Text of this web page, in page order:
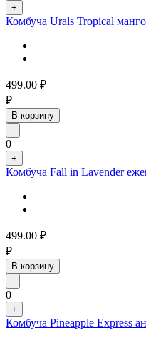
+
Комбуча Urals Tropical
499.00 ₽
₽
В корзину
-
0
+
Комбуча Fall in Lavender
499.00 ₽
₽
В корзину
-
0
+
Комбуча Pineapple Express